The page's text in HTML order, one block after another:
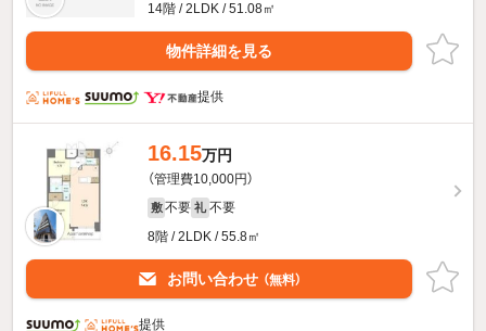
14階 / 2LDK / 51.08㎡
物件詳細を見る
提供
16.15万円
（管理費10,000円）
敷 不要 礼 不要
8階 / 2LDK / 55.8㎡
お問い合わせ （無料）
提供